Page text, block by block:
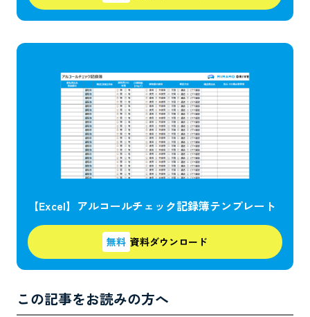
【Excel】アルコールチェック記録簿テンプレート
無料 資料ダウンロード
この記事をお読みの方へ